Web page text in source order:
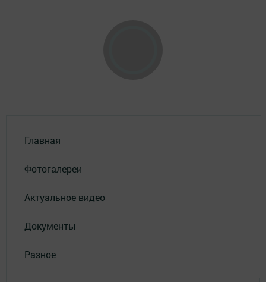
Главная
Фотогалереи
Актуальное видео
Документы
Разное